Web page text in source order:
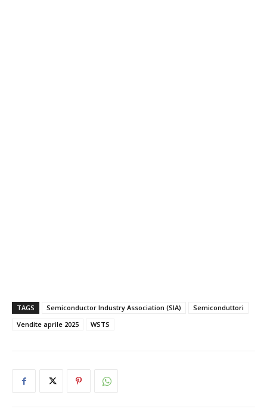
TAGS Semiconductor Industry Association (SIA)
Semiconduttori
Vendite aprile 2025
WSTS